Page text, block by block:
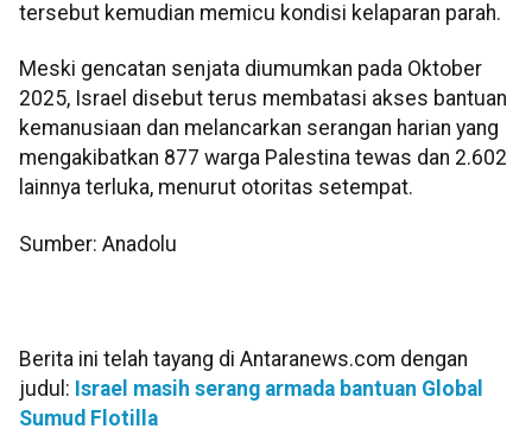
tersebut kemudian memicu kondisi kelaparan parah.
Meski gencatan senjata diumumkan pada Oktober
2025, Israel disebut terus membatasi akses bantuan
kemanusiaan dan melancarkan serangan harian yang
mengakibatkan 877 warga Palestina tewas dan 2.602
lainnya terluka, menurut otoritas setempat.
Sumber: Anadolu
Berita ini telah tayang di Antaranews.com dengan
judul: Israel masih serang armada bantuan Global
Sumud Flotilla